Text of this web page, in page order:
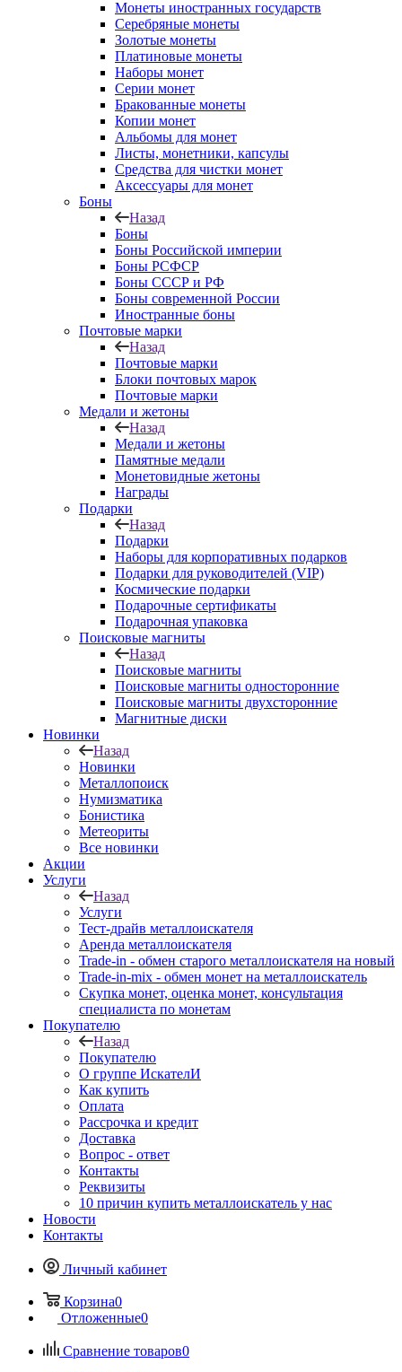
Монеты иностранных государств
Серебряные монеты
Золотые монеты
Платиновые монеты
Наборы монет
Серии монет
Бракованные монеты
Копии монет
Альбомы для монет
Листы, монетники, капсулы
Средства для чистки монет
Аксессуары для монет
Боны
Назад
Боны
Боны Российской империи
Боны РСФСР
Боны СССР и РФ
Боны современной России
Иностранные боны
Почтовые марки
Назад
Почтовые марки
Блоки почтовых марок
Почтовые марки
Медали и жетоны
Назад
Медали и жетоны
Памятные медали
Монетовидные жетоны
Награды
Подарки
Назад
Подарки
Наборы для корпоративных подарков
Подарки для руководителей (VIP)
Космические подарки
Подарочные сертификаты
Подарочная упаковка
Поисковые магниты
Назад
Поисковые магниты
Поисковые магниты односторонние
Поисковые магниты двухсторонние
Магнитные диски
Новинки
Назад
Новинки
Металлопоиск
Нумизматика
Бонистика
Метеориты
Все новинки
Акции
Услуги
Назад
Услуги
Тест-драйв металлоискателя
Аренда металлоискателя
Trade-in - обмен старого металлоискателя на новый
Trade-in-mix - обмен монет на металлоискатель
Скупка монет, оценка монет, консультация
специалиста по монетам
Покупателю
Назад
Покупателю
О группе ИскателИ
Как купить
Оплата
Рассрочка и кредит
Доставка
Вопрос - ответ
Контакты
Реквизиты
10 причин купить металлоискатель у нас
Новости
Контакты
Личный кабинет
Корзина0
Отложенные0
Сравнение товаров0